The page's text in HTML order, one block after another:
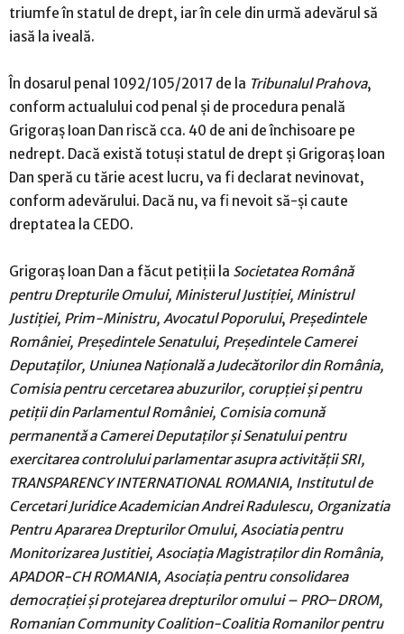
triumfe în statul de drept, iar în cele din urmă adevărul să
iasă la iveală.
În dosarul penal 1092/105/2017 de la Tribunalul Prahova,
conform actualului cod penal şi de procedura penală
Grigoraş Ioan Dan riscă cca. 40 de ani de închisoare pe
nedrept. Dacă există totuşi statul de drept şi Grigoraş Ioan
Dan speră cu tărie acest lucru, va fi declarat nevinovat,
conform adevărului. Dacă nu, va fi nevoit să-şi caute
dreptatea la CEDO.
Grigoraş Ioan Dan a făcut petiţii la Societatea Română
pentru Drepturile Omului, Ministerul Justiţiei, Ministrul
Justiţiei, Prim-Ministru, Avocatul Poporului, Preşedintele
României, Preşedintele Senatului, Preşedintele Camerei
Deputaţilor, Uniunea Naţională a Judecătorilor din România,
Comisia pentru cercetarea abuzurilor, corupţiei şi pentru
petiţii din Parlamentul României, Comisia comună
permanentă a Camerei Deputaţilor şi Senatului pentru
exercitarea controlului parlamentar asupra activităţii SRI,
TRANSPARENCY INTERNATIONAL ROMANIA, Institutul de
Cercetari Juridice Academician Andrei Radulescu, Organizatia
Pentru Apararea Drepturilor Omului, Asociatia pentru
Monitorizarea Justitiei, Asociația Magistraților din România,
APADOR-CH ROMANIA, Asociația pentru consolidarea
democrației și protejarea drepturilor omului – PRO–DROM,
Romanian Community Coalition-Coalitia Romanilor pentru